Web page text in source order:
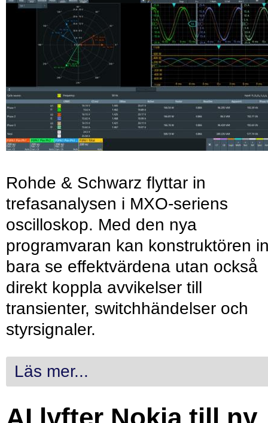
Rohde & Schwarz flyttar in
trefasanalysen i MXO-seriens
oscilloskop. Med den nya
programvaran kan konstruktören
bara se effektvärdena utan också
direkt koppla avvikelser till
transienter, switchhändelser och
styrsignaler.
Läs mer...